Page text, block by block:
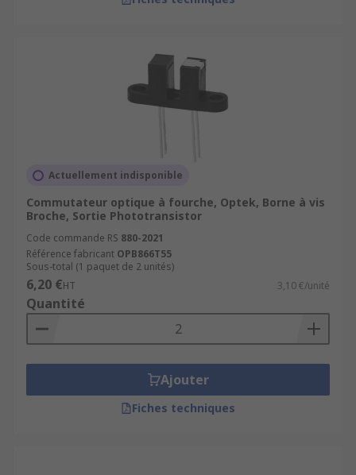
Actuellement indisponible
Commutateur optique à fourche, Optek, Borne à vis
Broche, Sortie Phototransistor
Code commande RS 880-2021
Référence fabricant OPB866T55
Sous-total (1 paquet de 2 unités)
6,20 €HT 3,10 €/unité
Quantité
Ajouter
Fiches techniques